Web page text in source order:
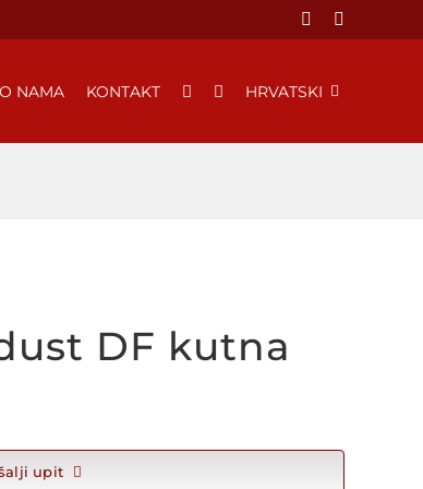
O NAMA KONTAKT HRVATSKI
DF kutna
upit